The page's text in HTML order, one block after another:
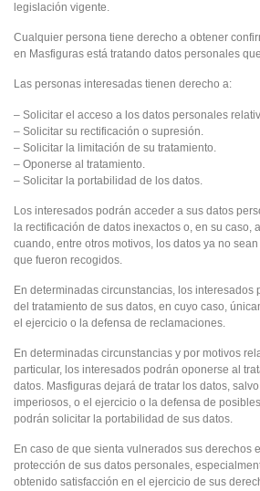
legislación vigente.
Cualquier persona tiene derecho a obtener
en Masfiguras está tratando datos personales
Las personas interesadas tienen derecho a:
– Solicitar el acceso a los datos personales
– Solicitar su rectificación o supresión.
– Solicitar la limitación de su tratamiento.
– Oponerse al tratamiento.
– Solicitar la portabilidad de los datos.
Los interesados podrán acceder a sus datos
la rectificación de datos inexactos o, en su caso,
cuando, entre otros motivos, los datos ya no
que fueron recogidos.
En determinadas circunstancias, los interesados
del tratamiento de sus datos, en cuyo caso,
el ejercicio o la defensa de reclamaciones.
En determinadas circunstancias y por motivos
particular, los interesados podrán oponerse al
datos. Masfiguras dejará de tratar los datos,
imperiosos, o el ejercicio o la defensa de
podrán solicitar la portabilidad de sus datos.
En caso de que sienta vulnerados sus derechos
protección de sus datos personales,
obtenido satisfacción en el ejercicio de sus